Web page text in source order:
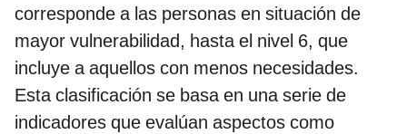
corresponde a las personas en situación de
mayor vulnerabilidad, hasta el nivel 6, que
incluye a aquellos con menos necesidades.
Esta clasificación se basa en una serie de
indicadores que evalúan aspectos como